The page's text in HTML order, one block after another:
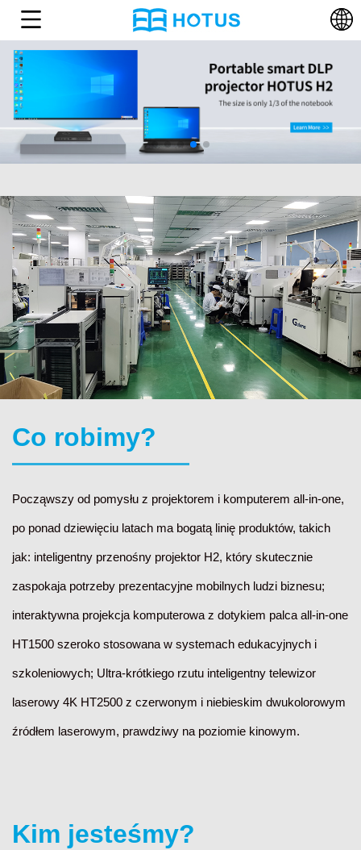
Co robimy?
Począwszy od pomysłu z projektorem i komputerem all-in-one,
po ponad dziewięciu latach ma bogatą linię produktów, takich
jak: inteligentny przenośny projektor H2, który skutecznie
zaspokaja potrzeby prezentacyjne mobilnych ludzi biznesu;
interaktywna projekcja komputerowa z dotykiem palca all-in-one
HT1500 szeroko stosowana w systemach edukacyjnych i
szkoleniowych; Ultra-krótkiego rzutu inteligentny telewizor
laserowy 4K HT2500 z czerwonym i niebieskim dwukolorowym
źródłem laserowym, prawdziwy na poziomie kinowym.
Kim jesteśmy?